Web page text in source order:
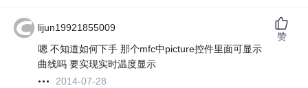
lijun19921855009
嗯 不知道如何下手 那个mfc中picture控件里面可显示
曲线吗 要实现实时温度显示
2014-07-28
赞